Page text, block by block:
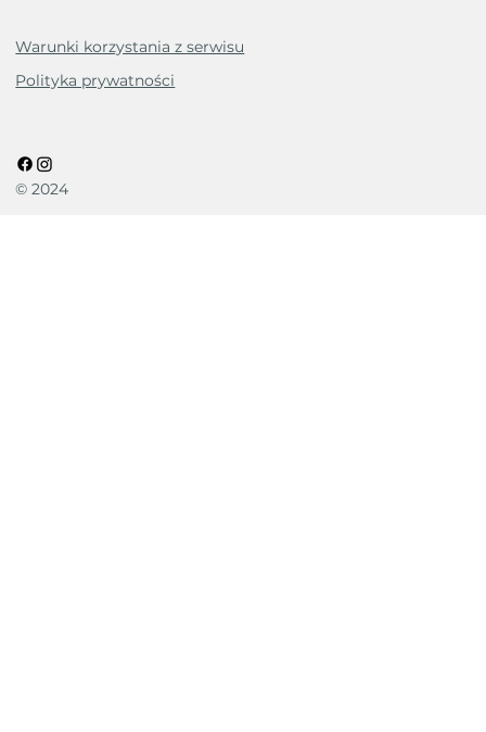
Warunki korzystania z serwisu
Polityka prywatności
© 2024